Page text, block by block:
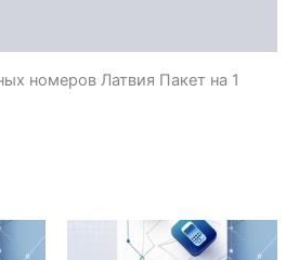
номеров Латвия Пакет на 1